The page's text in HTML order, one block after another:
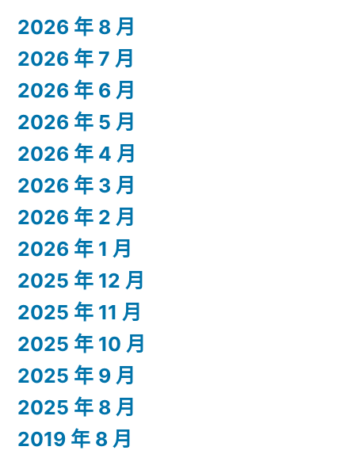
2026 年 8 月
2026 年 7 月
2026 年 6 月
2026 年 5 月
2026 年 4 月
2026 年 3 月
2026 年 2 月
2026 年 1 月
2025 年 12 月
2025 年 11 月
2025 年 10 月
2025 年 9 月
2025 年 8 月
2019 年 8 月